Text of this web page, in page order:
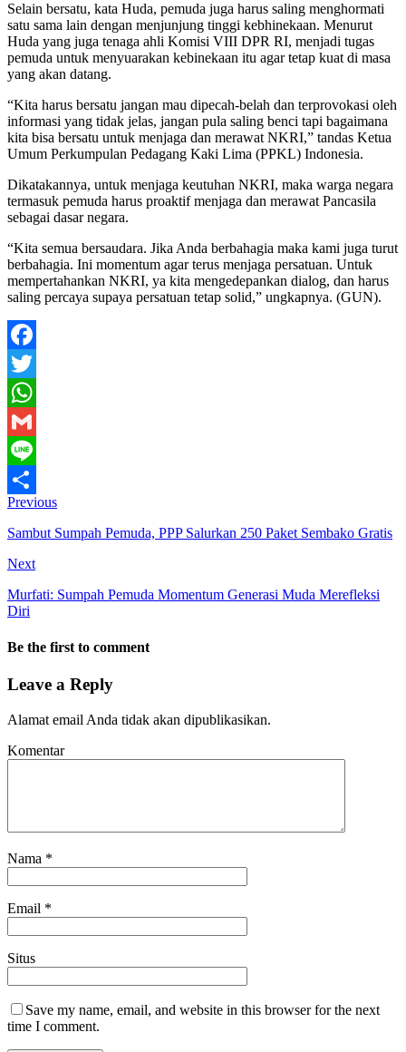
Selain bersatu, kata Huda, pemuda juga harus saling menghormati
satu sama lain dengan menjunjung tinggi kebhinekaan. Menurut
Huda yang juga tenaga ahli Komisi VIII DPR RI, menjadi tugas
pemuda untuk menyuarakan kebinekaan itu agar tetap kuat di masa
yang akan datang.
“Kita harus bersatu jangan mau dipecah-belah dan terprovokasi oleh
informasi yang tidak jelas, jangan pula saling benci tapi bagaimana
kita bisa bersatu untuk menjaga dan merawat NKRI,” tandas Ketua
Umum Perkumpulan Pedagang Kaki Lima (PPKL) Indonesia.
Dikatakannya, untuk menjaga keutuhan NKRI, maka warga negara
termasuk pemuda harus proaktif menjaga dan merawat Pancasila
sebagai dasar negara.
“Kita semua bersaudara. Jika Anda berbahagia maka kami juga turut
berbahagia. Ini momentum agar terus menjaga persatuan. Untuk
mempertahankan NKRI, ya kita mengedepankan dialog, dan harus
saling percaya supaya persatuan tetap solid,” ungkapnya. (GUN).
Facebook
Twitter
WhatsApp
Gmail
Line
Share
Previous
Sambut Sumpah Pemuda, PPP Salurkan 250 Paket Sembako Gratis
Next
Murfati: Sumpah Pemuda Momentum Generasi Muda Merefleksi
Diri
Be the first to comment
Leave a Reply
Alamat email Anda tidak akan dipublikasikan.
Komentar
Nama *
Email *
Situs
Save my name, email, and website in this browser for the next
time I comment.